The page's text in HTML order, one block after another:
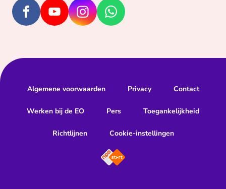
Algemene voorwaarden Privacy Contact
Werken bij de EO Pers Toegankelijkheid
Richtlijnen Cookie-instellingen